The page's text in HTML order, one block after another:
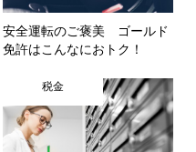
安全運転のご褒美 ゴールド
免許はこんなにおトク！
税金